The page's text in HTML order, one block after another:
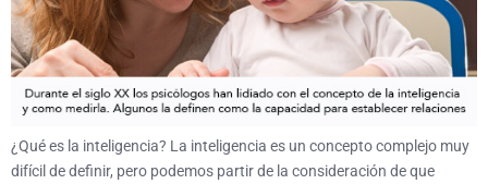
¿Qué es la inteligencia? La inteligencia es un concepto complejo muy
difícil de definir, pero podemos partir de la consideración de que